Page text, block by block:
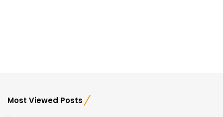
Most Viewed Posts